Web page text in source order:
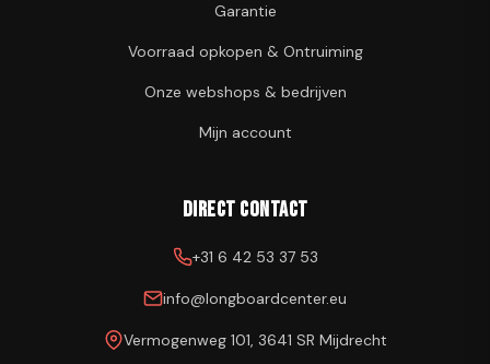
Garantie
Voorraad opkopen & Ontruiming
Onze webshops & bedrijven
Mijn account
Direct contact
+31 6 42 53 37 53
info@longboardcenter.eu
Vermogenweg 101, 3641 SR Mijdrecht